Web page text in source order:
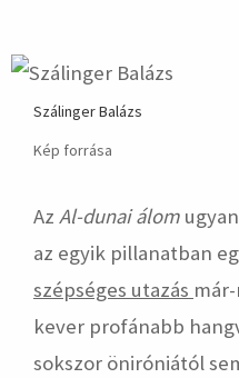
Szálinger Balázs
Kép forrása
Az Al-dunai álom
az egyik pillanatban
szépséges utazás
kever profánabb
sokszor öniróniától